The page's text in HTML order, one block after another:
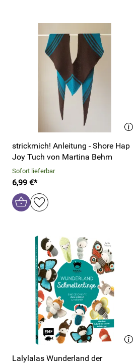
strickmich! Anleitung - Shore Hap
Joy Tuch von Martina Behm
Sofort lieferbar
6,99 €*
Lalylalas Wunderland der